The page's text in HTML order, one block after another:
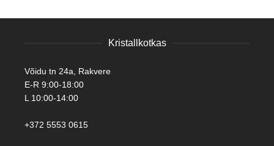
Kristallkotkas
Võidu tn 24a, Rakvere
E-R 9:00-18:00
L 10:00-14:00
+372 5553 0615